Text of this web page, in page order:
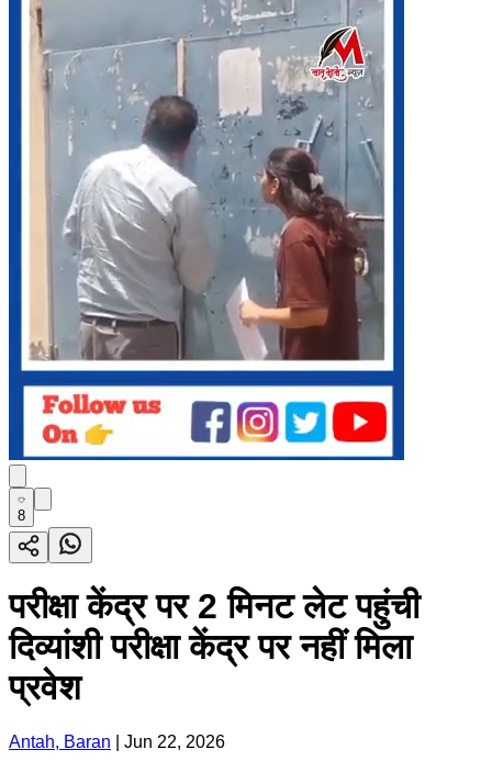
8
परीक्षा केंद्र पर 2 मिनट लेट पहुंची
दिव्यांशी परीक्षा केंद्र पर नहीं मिला
प्रवेश
Antah, Baran Jun 22, 2026